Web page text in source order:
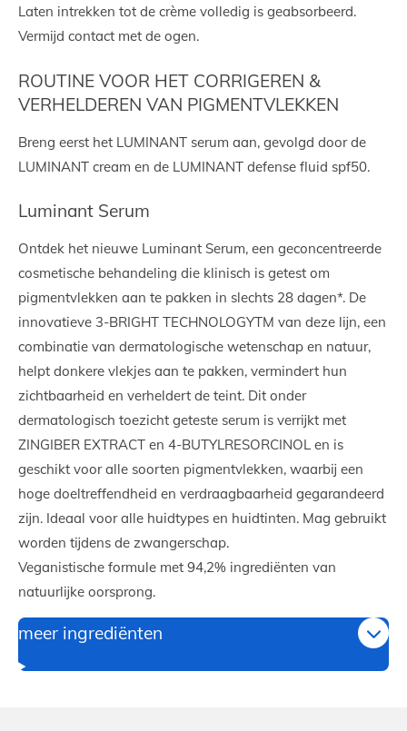
Laten intrekken tot de crème volledig is geabsorbeerd.
Vermijd contact met de ogen.
ROUTINE VOOR HET CORRIGEREN &
VERHELDEREN VAN PIGMENTVLEKKEN
Breng eerst het LUMINANT serum aan, gevolgd door de
LUMINANT cream en de LUMINANT defense fluid spf50.
Luminant Serum
Ontdek het nieuwe Luminant Serum, een geconcentreerde
cosmetische behandeling die klinisch is getest om
pigmentvlekken aan te pakken in slechts 28 dagen*. De
innovatieve 3-BRIGHT TECHNOLOGYTM van deze lijn, een
combinatie van dermatologische wetenschap en natuur,
helpt donkere vlekjes aan te pakken, vermindert hun
zichtbaarheid en verheldert de teint. Dit onder
dermatologisch toezicht geteste serum is verrijkt met
ZINGIBER EXTRACT en 4-BUTYLRESORCINOL en is
geschikt voor alle soorten pigmentvlekken, waarbij een
hoge doeltreffendheid en verdraagbaarheid gegarandeerd
zijn. Ideaal voor alle huidtypes en huidtinten. Mag gebruikt
worden tijdens de zwangerschap.
Veganistische formule met 94,2% ingrediënten van
natuurlijke oorsprong.
meer ingrediënten